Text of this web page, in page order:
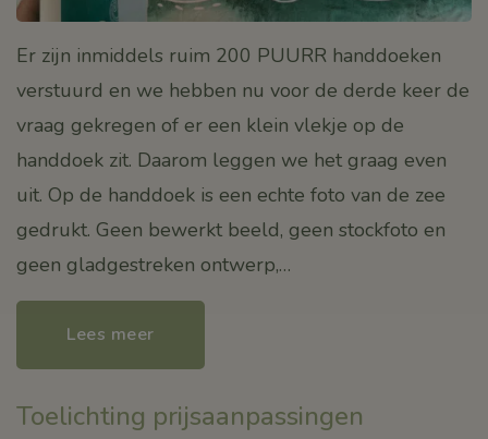
Er zijn inmiddels ruim 200 PUURR handdoeken
verstuurd en we hebben nu voor de derde keer de
vraag gekregen of er een klein vlekje op de
handdoek zit. Daarom leggen we het graag even
uit. Op de handdoek is een echte foto van de zee
gedrukt. Geen bewerkt beeld, geen stockfoto en
geen gladgestreken ontwerp,…
Lees meer
Toelichting prijsaanpassingen